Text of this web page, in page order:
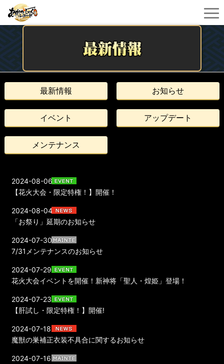
最新情報 お知らせ
イベント アップデート
メンテナンス
【花火大会・限定特権！】開催！
2024-08-06
「お祭り」延期のお知らせ
2024-08-04
7/31メンテナンスのお知らせ
2024-07-30
花火大会イベントを開催！新神将「聖人・煌姫」登場！
2024-07-29
【肝試し・限定特権！】開催!
2024-07-23
魔獣の巣補正衣装不具合に関するお知らせ
2024-07-18
2024-07-16